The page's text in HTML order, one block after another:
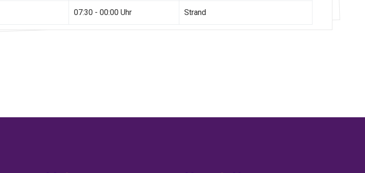
07:30 - 00:00 Uhr Strand